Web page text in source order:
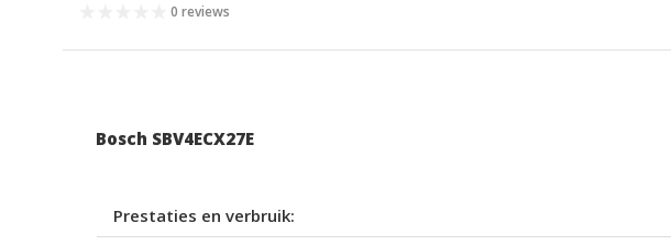
0 reviews
Bosch SBV4ECX27E
Prestaties en verbruik: